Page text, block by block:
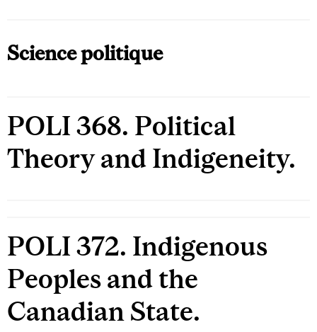
Science politique
POLI 368. Political
Theory and Indigeneity.
POLI 372. Indigenous
Peoples and the
Canadian State.